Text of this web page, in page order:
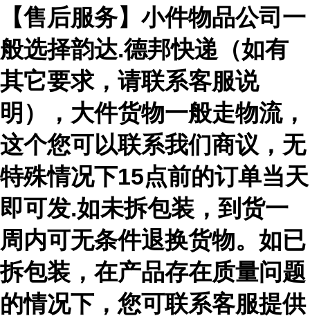
【售后服务】小件物品公司一
般选择韵达.德邦快递（如有
其它要求，请联系客服说
明），大件货物一般走物流，
这个您可以联系我们商议，无
特殊情况下15点前的订单当天
即可发.如未拆包装，到货一
周内可无条件退换货物。如已
拆包装，在产品存在质量问题
的情况下，您可联系客服提供